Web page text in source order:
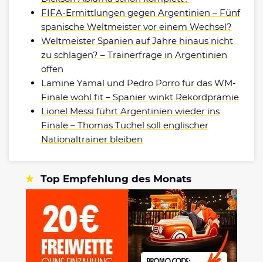
FIFA-Ermittlungen gegen Argentinien – Fünf
spanische Weltmeister vor einem Wechsel?
Weltmeister Spanien auf Jahre hinaus nicht
zu schlagen? – Trainerfrage in Argentinien
offen
Lamine Yamal und Pedro Porro für das WM-
Finale wohl fit – Spanier winkt Rekordprämie
Lionel Messi führt Argentinien wieder ins
Finale – Thomas Tuchel soll englischer
Nationaltrainer bleiben
Top Empfehlung des Monats